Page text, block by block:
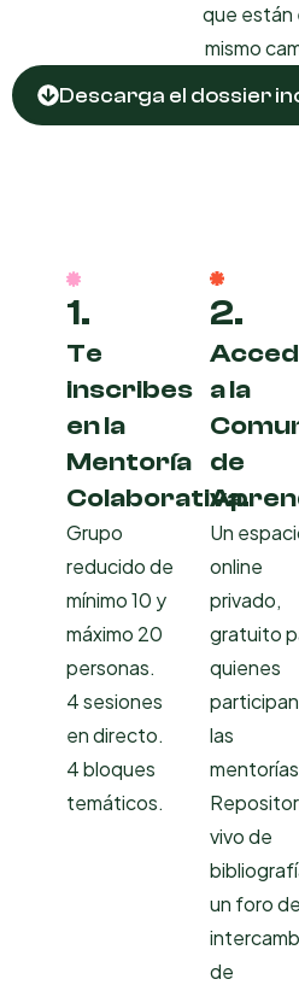
que están
mismo
Descarga el dossier
1.
Te
inscribes
en la
Mentoría
Colaborativa.
Grupo
reducido de
mínimo 10 y
máximo 20
personas.
4 sesiones
en directo.
4 bloques
temáticos.
2.
a la
de
Un
online
privado,
gratuito
quienes
las
vivo de
un foro de
de